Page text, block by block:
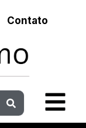
Contato